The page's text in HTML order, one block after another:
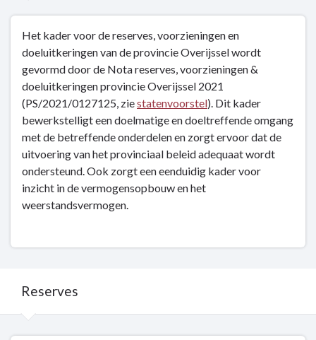
navigatie
Reserves,
voorzieningen
doeluitkeringen
Spelregels
Het kader voor de reserves, voorzieningen en
doeluitkeringen van de provincie Overijssel wordt
gevormd door de Nota reserves, voorzieningen &
doeluitkeringen provincie Overijssel 2021
(PS/2021/0127125, ziestatenvoorstel). Dit kader
bewerkstelligt een doelmatige en doeltreffende omgang
met de betreffende onderdelen en zorgt ervoor dat de
uitvoering van het provinciaal beleid adequaat wordt
ondersteund. Ook zorgt een eenduidig kader voor
inzicht in de vermogensopbouw en het
weerstandsvermogen.
Reserves